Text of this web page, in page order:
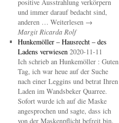
positive Ausstrahlung verkörpern
und immer darauf bedacht sind,
anderen … Weiterlesen →
Margit Ricarda Rolf
Hunkemöller – Hausrecht – des
Ladens verwiesen 2020-11-11
Ich schrieb an Hunkemöller : Guten
Tag, ich war heue auf der Suche
nach einer Leggins und betrat Ihren
Laden im Wandsbeker Quarree.
Sofort wurde ich auf die Maske
angesprochen und sagte, dass ich
von der Maskenpflicht befreit bin.